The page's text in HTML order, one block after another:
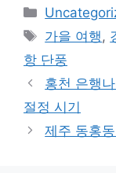
카
테
고
리
태
그
가을 여행 ,
항 단풍
홍천 은행
절정 시기
제주 동홍